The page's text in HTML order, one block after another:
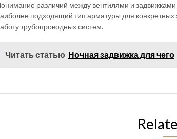
различий между вентилями и
подходящий тип арматуры для
трубопроводных систем.
Читать статью Ночная задвижка для чего